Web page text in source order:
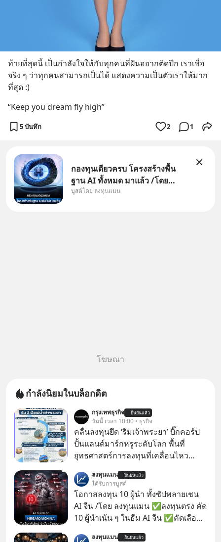
ท้ายที่สุดนี้ เป็นกำลังใจให้กับทุกคนที่ฝันอยากติดปีก เราเชื่อ
จริง ๆ ว่าทุกคนสามารถเป็นได้ แสดงความเป็นตัวเราให้มาก
ที่สุด :)
“Keep you dream fly high”
5 บันทึก 2 1
กองทุนเดียวครบ โครงสร้างพื้น
ฐาน AI ทั้งหมด มาแล้ว /โดย
ลงทุนแมน AI Supercycle คือช่วง
บูสต์โดย ลงทุนแมน
โฆษณา
กำลังนิยมในบล็อกดิต
กรุงเทพธุรกิจ ยืนยันแล้ว
วันนี้ เวลา 10:00 • ธุรกิจ
คลื่นลงทุนยึด ‘ริมเจ้าพระยา’ บิ๊กคอร์ป
ปั้นแลนด์มาร์กหรูระดับโลก พื้นที่
ยุทธศาสตร์การลงทุนที่เคลื่อนไหว
แม่น้ำเจ้าพระยา” นับเป็นคลื่นการลงทุน
ลูกที่ 2 ในการพัฒนาการท่องเที่ยว 2 ฝั่ง
แม่น้ำเจ้าพระยา ต่อจาก “ไอคอนสยาม
โมเดล” ภายใต้ 3 พันธมิตรร่วมทุน
บริษัท สยามพิวรรธน์ จำกัด, แมกโนเลีย
ควอลิตี้ ดีเวล็อปเม้นต์ คอร์ปอเรชั่น และ
ลงทุนแมน ยืนยันแล้ว
ได้รับการบูสต์
โอกาสลงทุน 10 ผู้นำ ทั้งซัปพลายเชน
AI จีน /โดย ลงทุนแมน ✅ลงทุนตรง คัด
10 ผู้นำเน้น ๆ ในธีม AI จีน ✅คัดเลือก
ลงทุนแมน ยืนยันแล้ว